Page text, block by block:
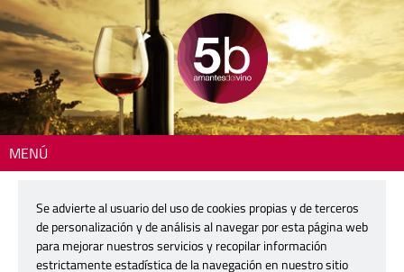
MENÚ
Carmelo Rodero 9 meses
15 junio, 2018
Se advierte al usuario del uso de cookies propias y de terceros
de personalización y de análisis al navegar por esta página web
para mejorar nuestros servicios y recopilar información
estrictamente estadística de la navegación en nuestro sitio